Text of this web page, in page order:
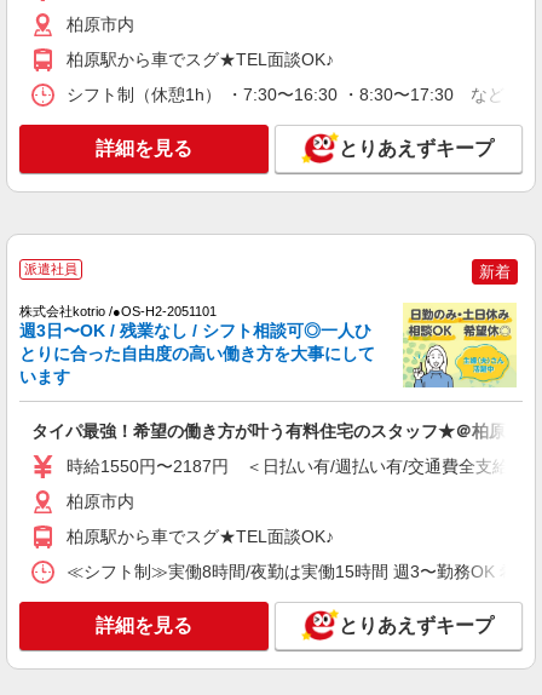
柏原市内
キープ 詳細を見る
NEW
デイサービスSTAFF＊日払いOK！推し活の
時給1550円〜2187円 ＜日払い有/週払い有/交
通費全支給(ガソリン代含む)＞
柏原市内
詳細を見る
株式会社kotrio /●OS-H2-1899203
NEW
通費全支給(ガソリン代含む)＞
柏原市内
詳細を見る
柏原市内
柏原駅から車でスグ★TEL面談OK♪
シフト制（休憩1h） ・7:30〜16:30 ・8:30〜17:30 など ※
詳細を見る とりあえずキープ
派遣社員 新着
株式会社kotrio /●OS-H2-2051101
週3日〜OK / 残業なし / シフト相談可◎一人ひ
とりに合った自由度の高い働き方を大事にして
います
タイパ最強！希望の働き方が叶う有料住宅のスタッフ★＠柏原駅
時給1550円〜2187円 ＜日払い有/週払い有/交通費全支給(ガ
柏原市内
柏原駅から車でスグ★TEL面談OK♪
≪シフト制≫実働8時間/夜勤は実働15時間 週3〜勤務OK 希
詳細を見る とりあえずキープ